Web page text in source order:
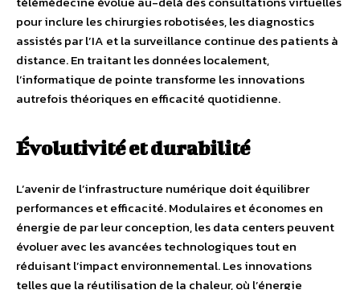
pour inclure les chirurgies robotisées, les diagnostics
assistés par l’IA et la surveillance continue des patients à
distance. En traitant les données localement,
l’informatique de pointe transforme les innovations
autrefois théoriques en efficacité quotidienne.
Évolutivité et durabilité
L’avenir de l’infrastructure numérique doit équilibrer
performances et efficacité. Modulaires et économes en
énergie de par leur conception, les data centers peuvent
évoluer avec les avancées technologiques tout en
réduisant l’impact environnemental. Les innovations
telles que la réutilisation de la chaleur, où l’énergie